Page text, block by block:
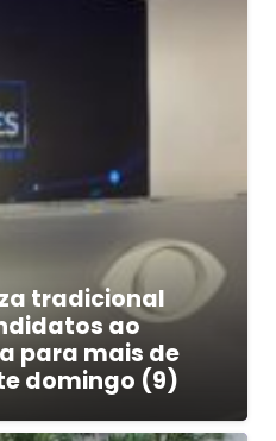
tradicional
ao
para mais de
domingo (9)